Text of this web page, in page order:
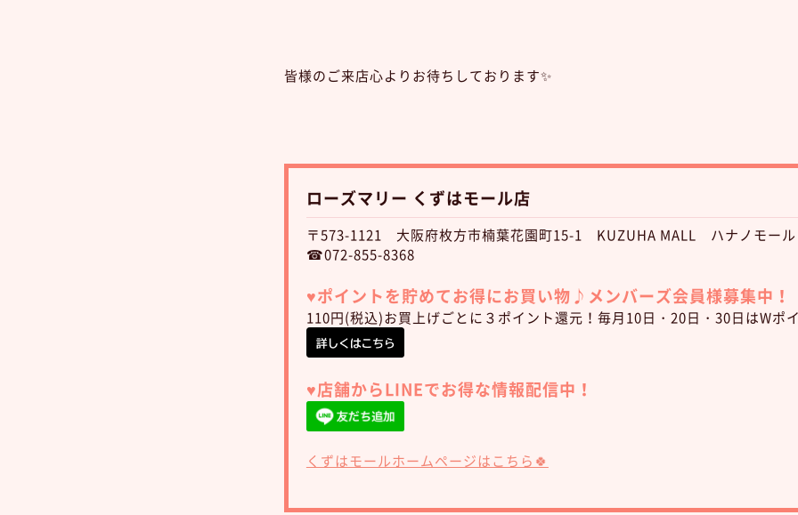
皆様のご来店心よりお待ちしております✨
ローズマリー くずはモール店
〒573-1121 大阪府枚方市楠葉花園町15-1 KUZUHA MALL ハナノモール
☎072-855-8368
♥︎ポイントを貯めてお得にお買い物♪ メンバーズ会員様募集中！
110円(税込)お買上げごとに３ポイント還元！毎月10日・20日・30日はWポ
♥︎店舗からLINEでお得な情報配信中！
くずはモールホームページはこちら🍀